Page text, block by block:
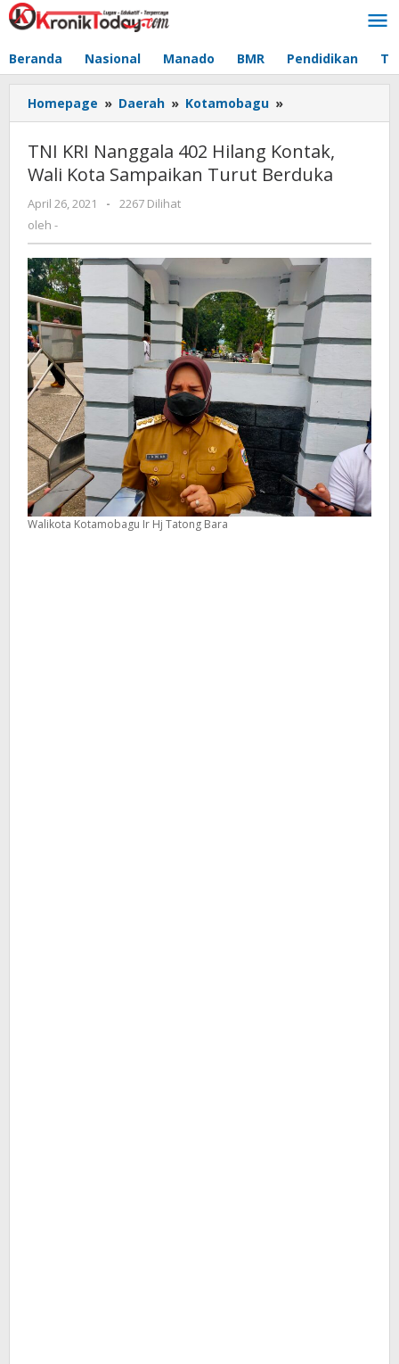
Lewati
ke
Beranda Nasional Manado BMR Pendidikan
Homepage » Daerah » Kotamobagu »
KRI
Nanggala
402
Hilang
Turut
Berduka
TNI KRI Nanggala 402 Hilang Kontak,
Wali Kota Sampaikan Turut Berduka
April 26, 2021
oleh
-
2267 Dilihat
oleh -
Walikota Kotamobagu Ir Hj Tatong Bara